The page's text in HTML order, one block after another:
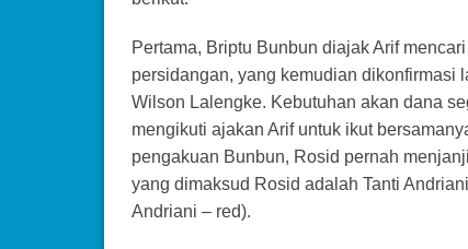
Pertama, Briptu Bunbun diajak Arif
persidangan, yang kemudian dikonfirmasi
Wilson Lalengke. Kebutuhan akan dana
mengikuti ajakan Arif untuk ikut
pengakuan Bunbun, Rosid pernah
yang dimaksud Rosid adalah Tanti
Andriani – red).